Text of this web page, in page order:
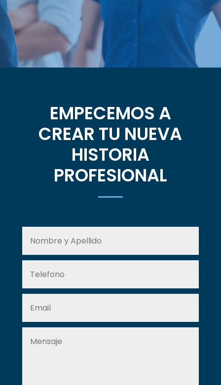
EMPECEMOS A
CREAR TU NUEVA
HISTORIA
PROFESIONAL